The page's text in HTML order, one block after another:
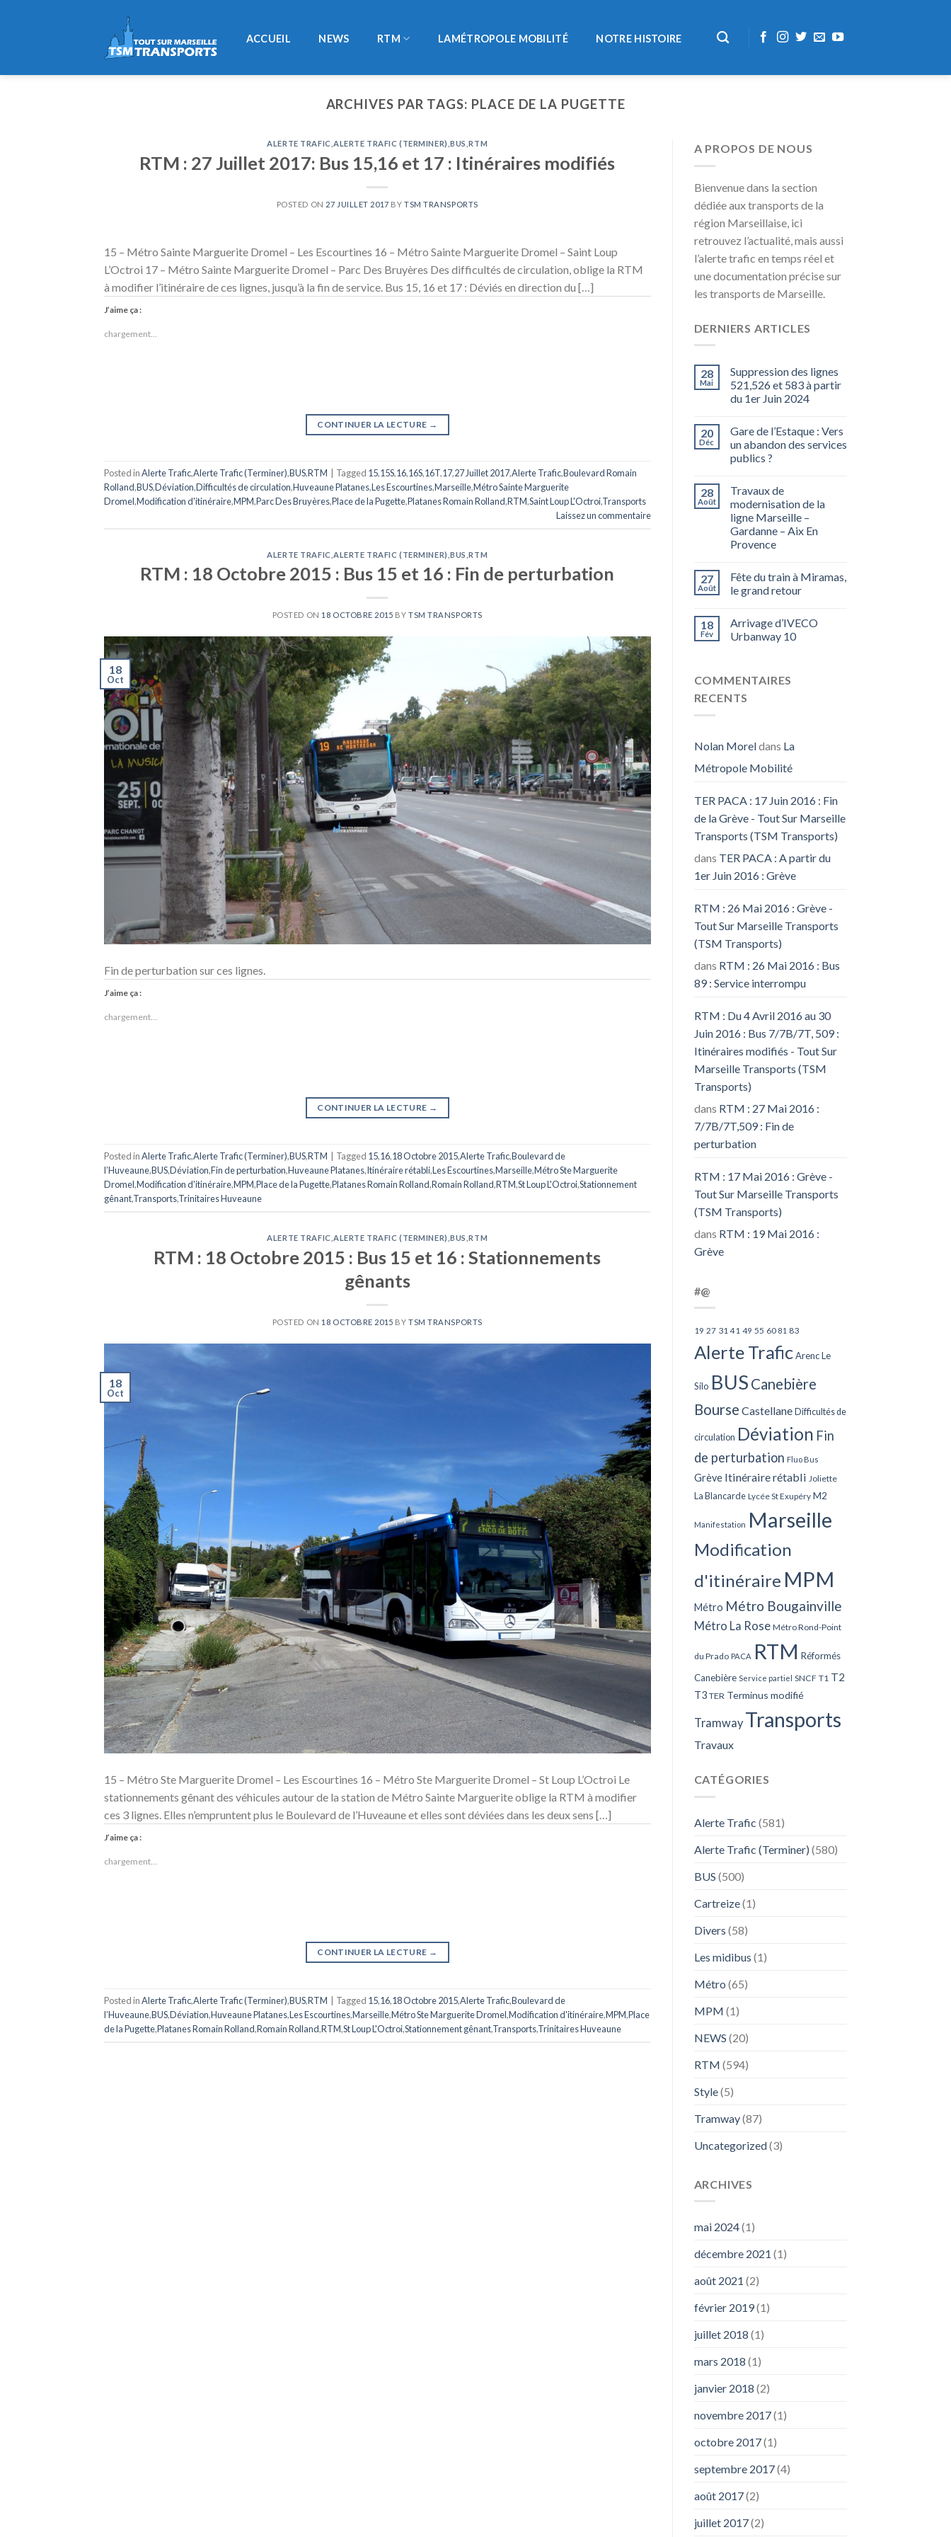
ACCUEIL NEWS RTM LAMÉTROPOLE MOBILITÉ NOTRE HISTOIRE
ARCHIVES PAR TAGS: PLACE DE LA PUGETTE
ALERTE TRAFIC ,ALERTE TRAFIC (TERMINER) ,BUS ,RTM
RTM : 27 Juillet 2017: Bus 15,16 et 17 : Itinéraires modifiés
POSTED ON 27 JUILLET 2017 BY TSM TRANSPORTS
15 – Métro Sainte Marguerite Dromel – Les Escourtines 16 – Métro Sainte Marguerite Dromel – Saint Loup
L’Octroi 17 – Métro Sainte Marguerite Dromel – Parc Des Bruyères Des difficultés de circulation, oblige la RTM
à modifier l’itinéraire de ces lignes, jusqu’à la fin de service. Bus 15, 16 et 17 : Déviés en direction du […]
J’aime ça :
chargement…
CONTINUER LA LECTURE →
Posted inAlerte Trafic,Alerte Trafic (Terminer),BUS,RTM Tagged 15,15S,16,16S,16T,17,27 Juillet 2017,Alerte Trafic,Boulevard Romain
Rolland,BUS,Déviation,Difficultés de circulation,Huveaune Platanes,Les Escourtines,Marseille,Métro Sainte Marguerite
Dromel,Modification d'itinéraire,MPM,Parc Des Bruyères,Place de la Pugette,Platanes Romain Rolland,RTM,Saint Loup L'Octroi,Transports
Laissez un commentaire
ALERTE TRAFIC ,ALERTE TRAFIC (TERMINER) ,BUS ,RTM
RTM : 18 Octobre 2015 : Bus 15 et 16 : Fin de perturbation
POSTED ON 18 OCTOBRE 2015 BY TSM TRANSPORTS
18
Oct
Fin de perturbation sur ces lignes.
J’aime ça :
chargement…
CONTINUER LA LECTURE →
Posted inAlerte Trafic,Alerte Trafic (Terminer),BUS,RTM Tagged 15,16,18 Octobre 2015,Alerte Trafic,Boulevard de
l’Huveaune,BUS,Déviation,Fin de perturbation,Huveaune Platanes,Itinéraire rétabli,Les Escourtines,Marseille,Métro Ste Marguerite
Dromel,Modification d'itinéraire,MPM,Place de la Pugette,Platanes Romain Rolland,Romain Rolland,RTM,St Loup L'Octroi,Stationnement
gênant,Transports,Trinitaires Huveaune
ALERTE TRAFIC ,ALERTE TRAFIC (TERMINER) ,BUS ,RTM
RTM : 18 Octobre 2015 : Bus 15 et 16 : Stationnements
gênants
POSTED ON 18 OCTOBRE 2015 BY TSM TRANSPORTS
18
Oct
15 – Métro Ste Marguerite Dromel – Les Escourtines 16 – Métro Ste Marguerite Dromel – St Loup L’Octroi Le
stationnements gênant des véhicules autour de la station de Métro Sainte Marguerite oblige la RTM à modifier
ces 3 lignes. Elles n’empruntent plus le Boulevard de l’Huveaune et elles sont déviées dans les deux sens […]
J’aime ça :
chargement…
CONTINUER LA LECTURE →
Posted inAlerte Trafic,Alerte Trafic (Terminer),BUS,RTM Tagged 15,16,18 Octobre 2015,Alerte Trafic,Boulevard de
l’Huveaune,BUS,Déviation,Huveaune Platanes,Les Escourtines,Marseille,Métro Ste Marguerite Dromel,Modification d'itinéraire,MPM,Place
de la Pugette,Platanes Romain Rolland,Romain Rolland,RTM,St Loup L'Octroi,Stationnement gênant,Transports,Trinitaires Huveaune
A PROPOS DE NOUS
Bienvenue dans la section
dédiée aux transports de la
région Marseillaise, ici
retrouvez l’actualité, mais aussi
l’alerte trafic en temps réel et
une documentation précise sur
les transports de Marseille.
DERNIERS ARTICLES
28
Mai
Suppression des lignes
521,526 et 583 à partir
du 1er Juin 2024
20
Déc
Gare de l’Estaque : Vers
un abandon des services
publics ?
28
Août
Travaux de
modernisation de la
ligne Marseille –
Gardanne – Aix En
Provence
27
Août
Fête du train à Miramas,
le grand retour
18
Fév
Arrivage d’IVECO
Urbanway 10
COMMENTAIRES
RECENTS
Nolan Moreldans La
Métropole Mobilité
TER PACA : 17 Juin 2016 : Fin
de la Grève - Tout Sur Marseille
Transports (TSM Transports)
dans TER PACA : A partir du
1er Juin 2016 : Grève
RTM : 26 Mai 2016 : Grève -
Tout Sur Marseille Transports
(TSM Transports)
dans RTM : 26 Mai 2016 : Bus
89 : Service interrompu
RTM : Du 4 Avril 2016 au 30
Juin 2016 : Bus 7/7B/7T, 509 :
Itinéraires modifiés - Tout Sur
Marseille Transports (TSM
Transports)
dans RTM : 27 Mai 2016 :
7/7B/7T,509 : Fin de
perturbation
RTM : 17 Mai 2016 : Grève -
Tout Sur Marseille Transports
(TSM Transports)
dans RTM : 19 Mai 2016 :
Grève
#@
19 27 31 41 49 55 60 81 83
Alerte Trafic Arenc Le
Silo BUS Canebière
Bourse Castellane Difficultés de
circulation Déviation Fin
de perturbation Fluo Bus
Grève Itinéraire rétabli Joliette
La Blancarde Lycée St Exupéry M2
Manifestation Marseille
Modification
d'itinéraire MPM
Métro Métro Bougainville
Métro La Rose Métro Rond-Point
du Prado PACA RTM Réformés
Canebière Service partiel SNCF T1 T2
T3 TER Terminus modifié
Tramway Transports
Travaux
CATÉGORIES
Alerte Trafic (581)
Alerte Trafic (Terminer) (580)
BUS (500)
Cartreize(1)
Divers (58)
Les midibus (1)
Métro (65)
MPM (1)
NEWS (20)
RTM (594)
Style(5)
Tramway(87)
Uncategorized(3)
ARCHIVES
mai 2024(1)
décembre 2021 (1)
août 2021 (2)
février 2019(1)
juillet 2018 (1)
mars 2018 (1)
janvier 2018 (2)
novembre 2017(1)
octobre 2017(1)
septembre 2017(4)
août 2017(2)
juillet 2017(2)